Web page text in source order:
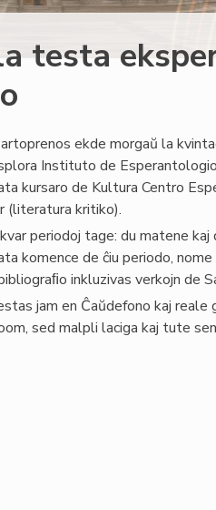
testa
ekde morgaŭ la
Instituto de
kursaro de Kultura Centro
(literatura kritiko).
periodoj tage: du matene
komence de ĉiu periodo,
inkluzivas verkojn de
jam en Ĉaŭdefono kaj
sed malpli laciga kaj tute